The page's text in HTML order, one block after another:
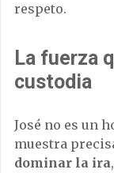
respeto.
La fuerza
custodia
José no es un
muestra
dominar la ira